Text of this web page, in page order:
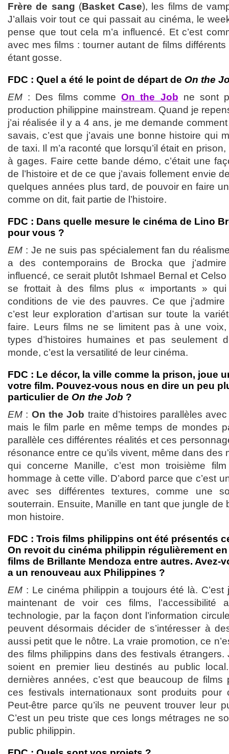
Frère de sang (Basket Case), les films de
J’allais voir tout ce qui passait au cinéma, le
pense que tout cela m’a influencé. Et c’est
avec mes films : tourner autant de films
étant gosse.
FDC : Quel a été le point de départ de On the
EM : Des films commeOn the Job ne sont
production philippine mainstream. Quand je
j’ai réalisée il y a 4 ans, je me demande
savais, c’est que j’avais une bonne histoire qui
de taxi. Il m’a raconté que lorsqu’il était en
à gages. Faire cette bande démo, c’était une
de l’histoire et de ce que j’avais follement envie
quelques années plus tard, de pouvoir en faire
comme on dit, fait partie de l’histoire.
FDC : Dans quelle mesure le cinéma de Lino
pour vous ?
EM : Je ne suis pas spécialement fan du
a des contemporains de Brocka que
influencé, ce serait plutôt Ishmael Bernal et
se frottait à des films plus « importants »
conditions de vie des pauvres. Ce que
c’est leur exploration d’artisan sur toute la
faire. Leurs films ne se limitent pas à une
types d’histoires humaines et pas seulement
monde, c’est la versatilité de leur cinéma.
FDC : Le décor, la ville comme la prison, joue
votre film. Pouvez-vous nous en dire un peu
particulier de On the Job ?
EM : On the Job traite d’histoires parallèles
mais le film parle en même temps de mondes
parallèle ces différentes réalités et ces
résonance entre ce qu’ils vivent, même dans des
qui concerne Manille, c’est mon troisième
hommage à cette ville. D’abord parce que c’est
avec ses différentes textures, comme une
souterrain. Ensuite, Manille en tant que jungle de
mon histoire.
FDC : Trois films philippins ont été présentés
On revoit du cinéma philippin régulièrement
films de Brillante Mendoza entre autres. Avez-
a un renouveau aux Philippines ?
EM : Le cinéma philippin a toujours été là. C’est
maintenant de voir ces films,
technologie, par la façon dont l’information
peuvent désormais décider de s’intéresser à
aussi petit que le nôtre. La vraie promotion, ce
des films philippins dans des festivals étrangers.
soient en premier lieu destinés au public
dernières années, c’est que beaucoup de
ces festivals internationaux sont produits pour
Peut-être parce qu’ils ne peuvent trouver leur
C’est un peu triste que ces longs métrages ne
public philippin.